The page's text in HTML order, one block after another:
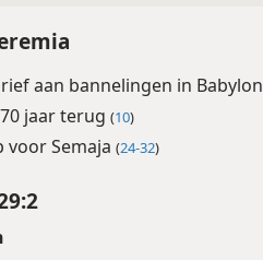
aan bannelingen in Babylon
jaar terug (10)
voor Semaja (24-32)